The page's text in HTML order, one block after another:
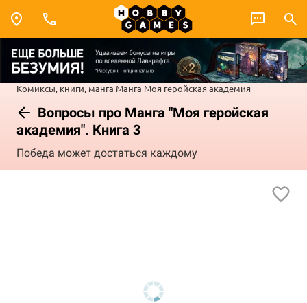
Комиксы, книги, манга Манга Моя геройская академия
Вопросы про Манга "Моя геройская
академия". Книга 3
Победа может достаться каждому